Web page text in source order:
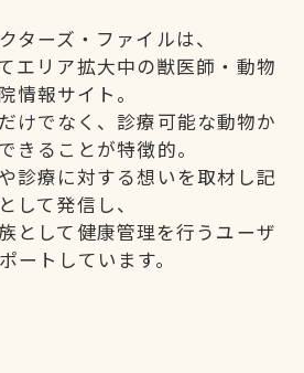
ターズ・ファイルは、
エリア拡大中の獣医師・動物
情報サイト。
けでなく、診療可能な動物か
きることが特徴的。
診療に対する想いを取材し記
して発信し、
として健康管理を行うユーザ
ートしています。